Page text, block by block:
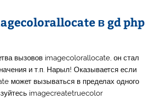
в gd php
вызовов imagecolorallocate, он стал
и т.п. Нарыл! Оказывается если
может вызываться в пределах одного
imagecreatetruecolor